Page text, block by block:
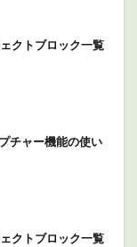
クトブロック一覧
チャー機能の使い
クトブロック一覧